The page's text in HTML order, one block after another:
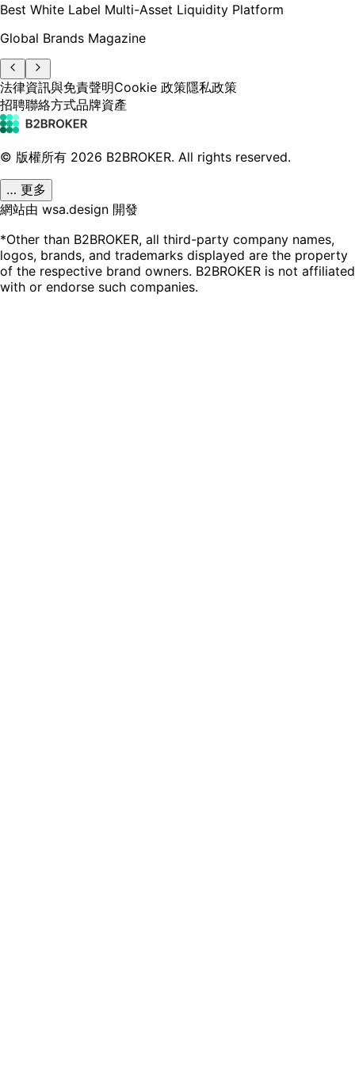
Best White Label Multi-Asset Liquidity Platform
Global Brands Magazine
法律資訊與免責聲明Cookie 政策隱私政策
招聘聯絡方式品牌資產
© 版權所有 2026 B2BROKER. All rights reserved.
… 更多
網站由 wsa.design 開發
*Other than B2BROKER, all third-party company names,
logos, brands, and trademarks displayed are the property
of the respective brand owners. B2BROKER is not affiliated
with or endorse such companies.